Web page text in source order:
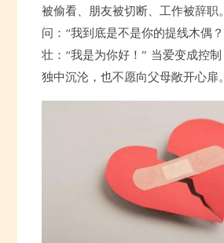
被偷看、朋友被切断、工作被辞职
问：“我到底是不是你的提线木偶
壮：“我是为你好！” 当爱变成控
独中沉沦，也不愿向父母敞开心扉。